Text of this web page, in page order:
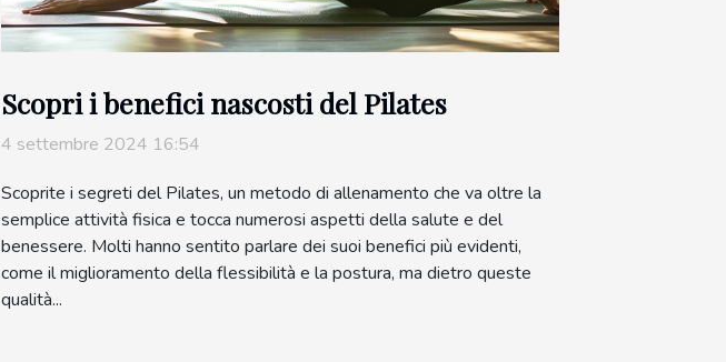
Scopri i benefici nascosti del Pilates
4 settembre 2024 16:54
Scoprite i segreti del Pilates, un metodo di allenamento che va oltre la
semplice attività fisica e tocca numerosi aspetti della salute e del
benessere. Molti hanno sentito parlare dei suoi benefici più evidenti,
come il miglioramento della flessibilità e la postura, ma dietro queste
qualità...